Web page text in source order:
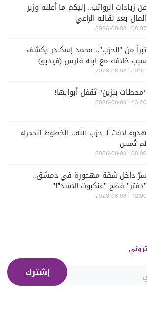
عن زيادات الرواتب.. إليكم ما أعلنه وزير
المال بعد لقائه الراعي
08:07 | 2026-08-08
تبرأ من "الحزب".. محمد إسكندر يكشف
سبب خلافه مع ابنه فارس (فيديو)
02:10 | 2026-08-08
"محطات بنزين" تُقفل أبوابها!
13:20 | 2026-08-08
هدوء لافت لـ حزب الله.. الخطوط الحمراء
لم تُمس
08:00 | 2026-08-08
سرّ داخل شقة مهجورة في دمشق..
"دفتر" فضح "عنكبوت الأسد"!"
12:00 | 2026-08-08
إشترك